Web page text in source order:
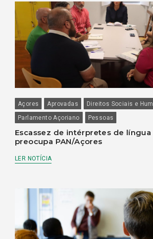
Açores Aprovadas Direitos Sociais e
Parlamento Açoriano
Pessoas
Escassez de intérpretes de
preocupa PAN/Açores
LER NOTÍCIA